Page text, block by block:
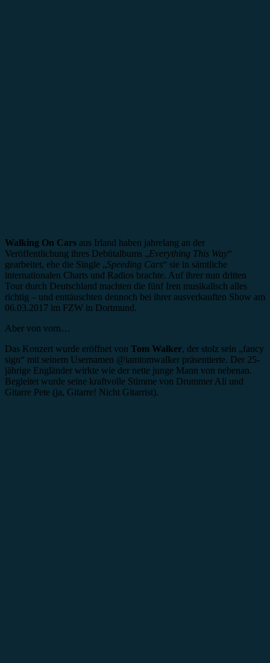
Walking On Cars aus Irland haben jahrelang an der
Veröffentlichung ihres Debütalbums „Everything This Way“
gearbeitet, ehe die Single „Speeding Cars“ sie in sämtliche
internationalen Charts und Radios brachte. Auf ihrer nun dritten
Tour durch Deutschland machten die fünf Iren musikalisch alles
richtig – und enttäuschten dennoch bei ihrer ausverkauften Show am
06.03.2017 im FZW in Dortmund.
Aber von vorn…
Das Konzert wurde eröffnet von Tom Walker, der stolz sein „fancy
sign“ mit seinem Usernamen @iamtomwalker präsentierte. Der 25-
jährige Engländer wirkte wie der nette junge Mann von nebenan.
Begleitet wurde seine kraftvolle Stimme von Drummer Ali und
Gitarre Pete (ja, Gitarre! Nicht Gitarrist).